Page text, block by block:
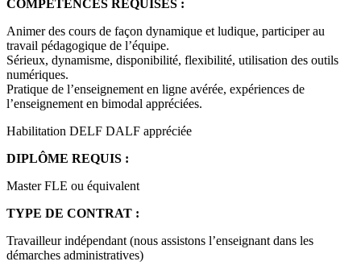
COMPÉTENCES REQUISES :
Animer des cours de façon dynamique et ludique, participer au
travail pédagogique de l’équipe.
Sérieux, dynamisme, disponibilité, flexibilité, utilisation des outils
numériques.
Pratique de l’enseignement en ligne avérée, expériences de
l’enseignement en bimodal appréciées.
Habilitation DELF DALF appréciée
DIPLÔME REQUIS :
Master FLE ou équivalent
TYPE DE CONTRAT :
Travailleur indépendant (nous assistons l’enseignant dans les
démarches administratives)